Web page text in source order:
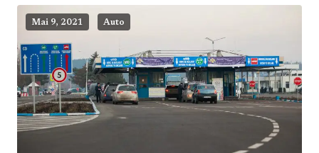
Mai 9, 2021 Auto